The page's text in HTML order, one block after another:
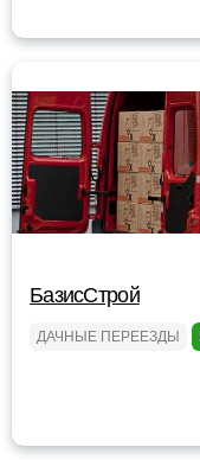
БазисСтрой
ДАЧНЫЕ ПЕРЕЕЗДЫ